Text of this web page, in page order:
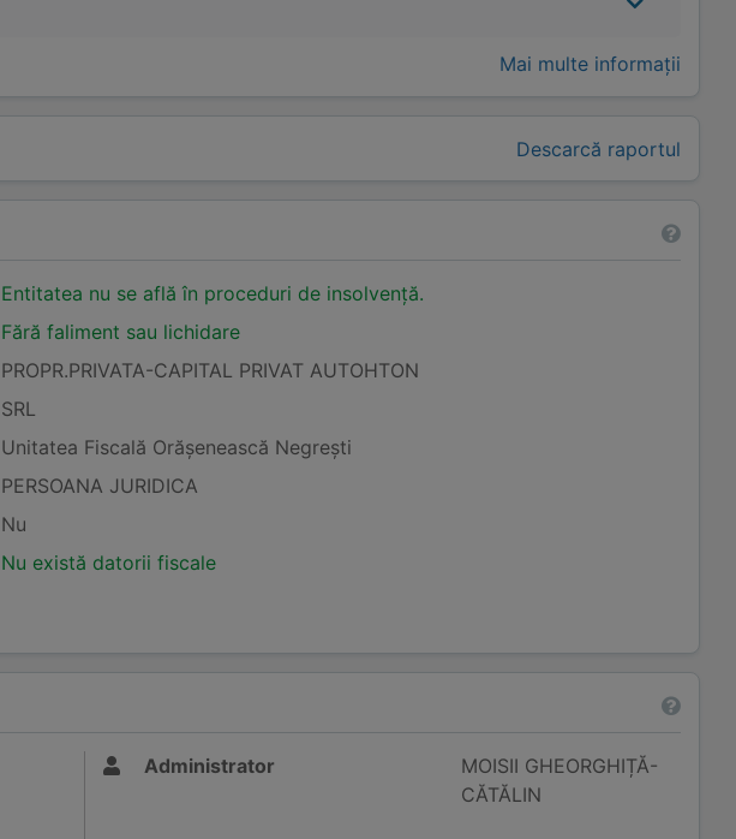
Descarcă raportul
Mai multe informații
Entitatea nu se află în proceduri de insolvență.
Fără faliment sau lichidare
PROPR.PRIVATA-CAPITAL PRIVAT AUTOHTON
SRL
Unitatea Fiscală Orăşenească Negreşti
PERSOANA JURIDICA
Nu
Nu există datorii fiscale
Administrator
MOISII GHEORGHIȚĂ-
CĂTĂLIN